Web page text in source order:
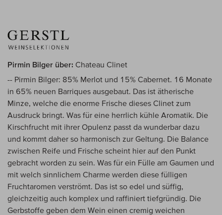
Pirmin Bilger über: Chateau Clinet
-- Pirmin Bilger: 85% Merlot und 15% Cabernet. 16 Monate
in 65% neuen Barriques ausgebaut. Das ist ätherische
Minze, welche die enorme Frische dieses Clinet zum
Ausdruck bringt. Was für eine herrlich kühle Aromatik. Die
Kirschfrucht mit ihrer Opulenz passt da wunderbar dazu
und kommt daher so harmonisch zur Geltung. Die Balance
zwischen Reife und Frische scheint hier auf den Punkt
gebracht worden zu sein. Was für ein Fülle am Gaumen und
mit welch sinnlichem Charme werden diese fülligen
Fruchtaromen verströmt. Das ist so edel und süffig,
gleichzeitig auch komplex und raffiniert tiefgründig. Die
Gerbstoffe geben dem Wein einen cremig weichen